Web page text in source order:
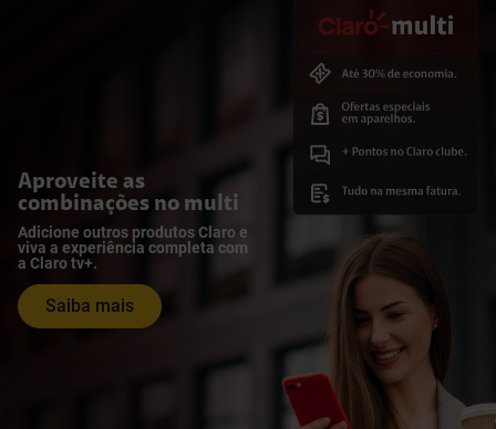
Aproveite as
combinações no multi
Adicione outros produtos Claro e
viva a experiência completa com
a Claro tv+.
Saiba mais